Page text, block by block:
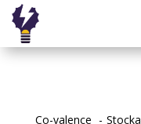
Co-valence